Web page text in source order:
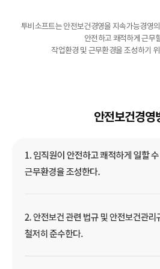
투비소프트는 안전보건경영을 지속가능경영
안전하고 쾌적하게 근무
작업환경 및 근무환경을 조성하기
안전보건경영